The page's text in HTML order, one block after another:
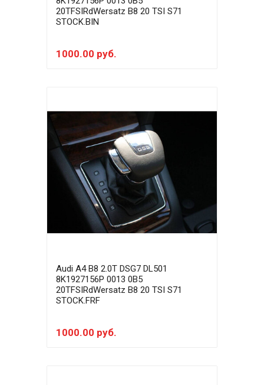
20TFSIRdWersatz B8 20 TSI S71
STOCK.BIN
1000.00 руб.
Audi A4 B8 2.0T DSG7 DL501
8K1927156P 0013 0B5
20TFSIRdWersatz B8 20 TSI S71
STOCK.FRF
1000.00 руб.